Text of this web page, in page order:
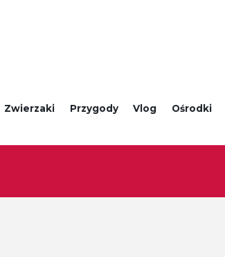
Zwierzaki Przygody Vlog Ośrodki